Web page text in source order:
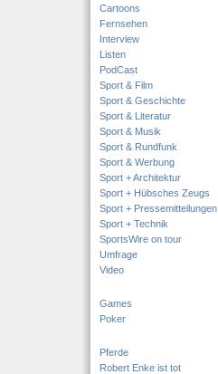
Cartoons
Fernsehen
Interview
Listen
PodCast
Sport & Film
Sport & Geschichte
Sport & Literatur
Sport & Musik
Sport & Rundfunk
Sport & Werbung
Sport + Architektur
Sport + Hübsches Zeugs
Sport + Pressemitteilungen
Sport + Technik
SportsWire on tour
Umfrage
Video
Games
Poker
Pferde
Robert Enke ist tot